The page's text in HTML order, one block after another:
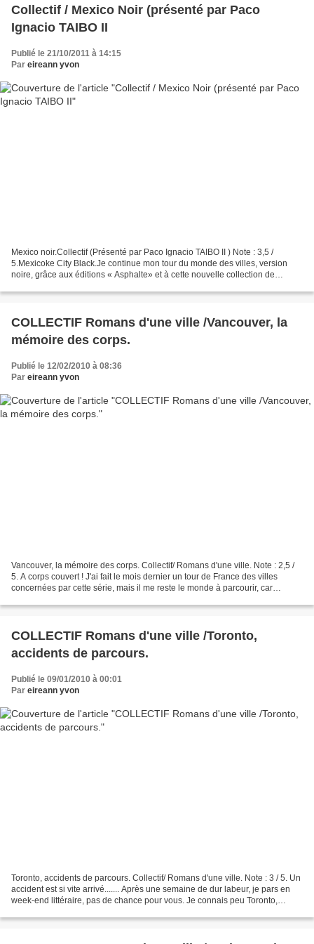
Collectif / Mexico Noir (présenté par Paco
Ignacio TAIBO II
Publié le 21/10/2011 à 14:15
Par eireann yvon
Mexico noir.Collectif (Présenté par Paco Ignacio TAIBO II ) Note : 3,5 /
5.Mexicoke City Black.Je continue mon tour du monde des villes, version
noire, grâce aux éditions « Asphalte» et à cette nouvelle collection de
COLLECTIF Romans d'une ville /Vancouver, la
mémoire des corps.
Publié le 12/02/2010 à 08:36
Par eireann yvon
Vancouver, la mémoire des corps. Collectif/ Romans d'une ville. Note : 2,5 /
5. A corps couvert ! J'ai fait le mois dernier un tour de France des villes
concernées par cette série, mais il me reste le monde à parcourir, car
COLLECTIF Romans d'une ville /Toronto,
accidents de parcours.
Publié le 09/01/2010 à 00:01
Par eireann yvon
Toronto, accidents de parcours. Collectif/ Romans d'une ville. Note : 3 / 5. Un
accident est si vite arrivé....... Après une semaine de dur labeur, je pars en
week-end littéraire, pas de chance pour vous. Je connais peu Toronto,